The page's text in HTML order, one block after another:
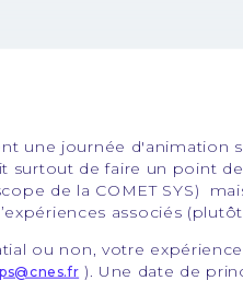
une journée d'animation
surtout de faire un point
de la COMET SYS)
associés (plutôt
ou non, votre
). Une date de